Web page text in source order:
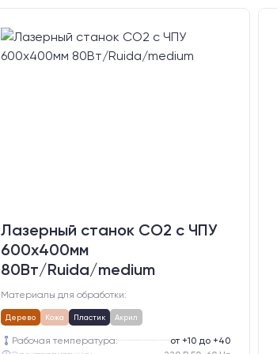
Лазерный станок CO2 c ЧПУ
600х400мм
80Вт/Ruida/medium
Материалы для обработки:
Дерево Кожа Пластик Акрил
Рабочая температура:
от +10 до +40